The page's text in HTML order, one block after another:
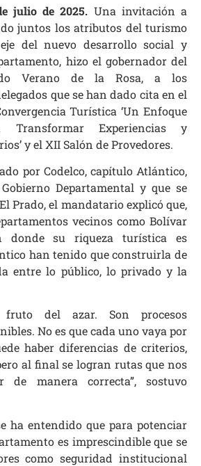
julio de 2025. Una invitación a
juntos los atributos del turismo
del nuevo desarrollo social y
hizo el gobernador del
Verano de la Rosa, a los
que se han dado cita en el
Turística ‘Un Enfoque
Transformar Experiencias y
y el XII Salón de Provedores.
por Codelco, capítulo Atlántico,
Departamental y que se
Prado, el mandatario explicó que,
vecinos como Bolívar
donde su riqueza turística es
han tenido que construirla de
entre lo público, lo privado y la
del azar. Son procesos
No es que cada uno vaya por
haber diferencias de criterios,
al final se logran rutas que nos
de manera correcta”, sostuvo
ha entendido que para potenciar
es imprescindible que se
como seguridad institucional